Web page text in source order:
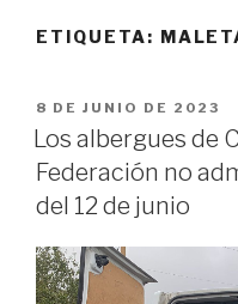
ETIQUETA:
PUBLICADO
EL
8 DE JUNIO DE 2023
Los albergues de
Federación no
del 12 de junio